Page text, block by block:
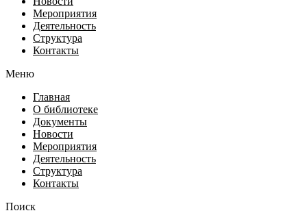
Мероприятия
Деятельность
Структура
Контакты
Меню
Главная
О библиотеке
Документы
Новости
Мероприятия
Деятельность
Структура
Контакты
Поиск